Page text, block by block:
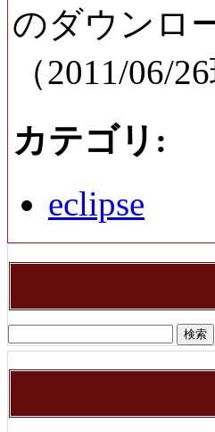
のダウンロ
（2011/06/
カテゴリ :
eclipse